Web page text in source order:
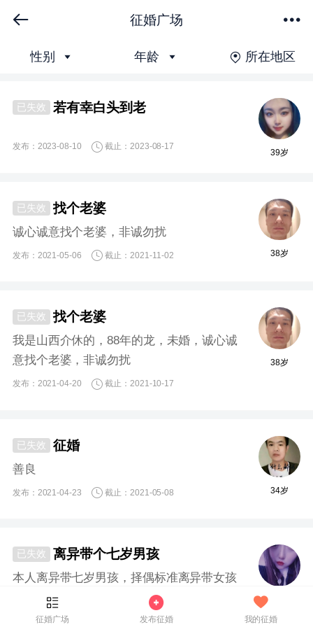
征婚广场
性别 年龄 所在地区
下拉刷新
39岁
已失效 若有幸白头到老
发布：2023-08-10 截止：2023-08-17
38岁
已失效 找个老婆
诚心诚意找个老婆，非诚勿扰
发布：2021-05-06 截止：2021-11-02
38岁
已失效 找个老婆
我是山西介休的，88年的龙，未婚，诚心诚
意找个老婆，非诚勿扰
发布：2021-04-20 截止：2021-10-17
34岁
已失效 征婚
善良
发布：2021-04-23 截止：2021-05-08
已失效 离异带个七岁男孩
本人离异带七岁男孩，择偶标准离异带女孩
的可以考虑
发布：2021-01-03 截止：2021-02-02
征婚广场 发布征婚 我的征婚